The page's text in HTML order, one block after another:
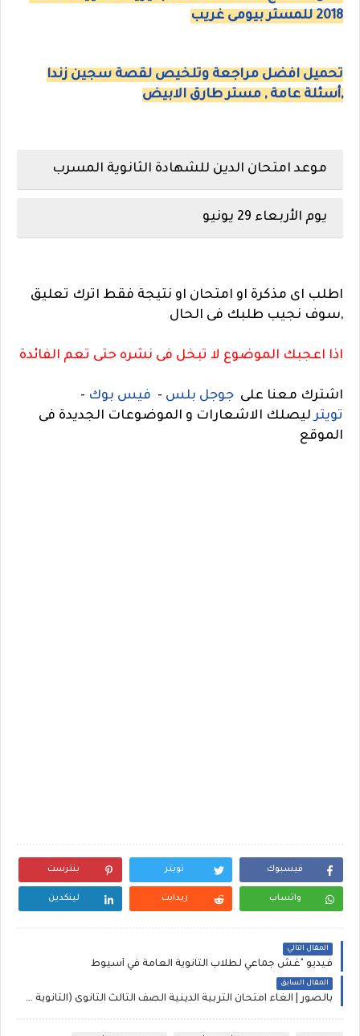
2018 للمستر بيومى غريب
تحميل افضل مراجعة وتلخيص لقصة سجين زندا
,أسئلة عامة , مستر طارق الابيض
موعد امتحان الدين للشهادة الثانوية المسرب
يوم الأربعاء 29 يونيو
اطلب اى مذكرة او امتحان او نتيجة فقط اترك تعليق
,سوف نجيب طلبك فى الحال
اذا اعجبك الموضوع لا تبخل فى نشره حتى تعم الفائدة
اشترك معنا على جوجل بلس - فيس بوك -
تويترليصلك الاشعارات و الموضوعات الجديدة فى
الموقع
فيسبوك تويتر بنترست
واتساب ريدايت لينكدين
المقال التالي
فيديو "غش جماعي لطلاب الثانوية العامة في أسيوط
المقال السابق
بالصور | الغاء امتحان التربية الدينية الصف الثالث الثانوى (الثانوية العامة ) بعد تسريبه قبل بدأ الامتحان